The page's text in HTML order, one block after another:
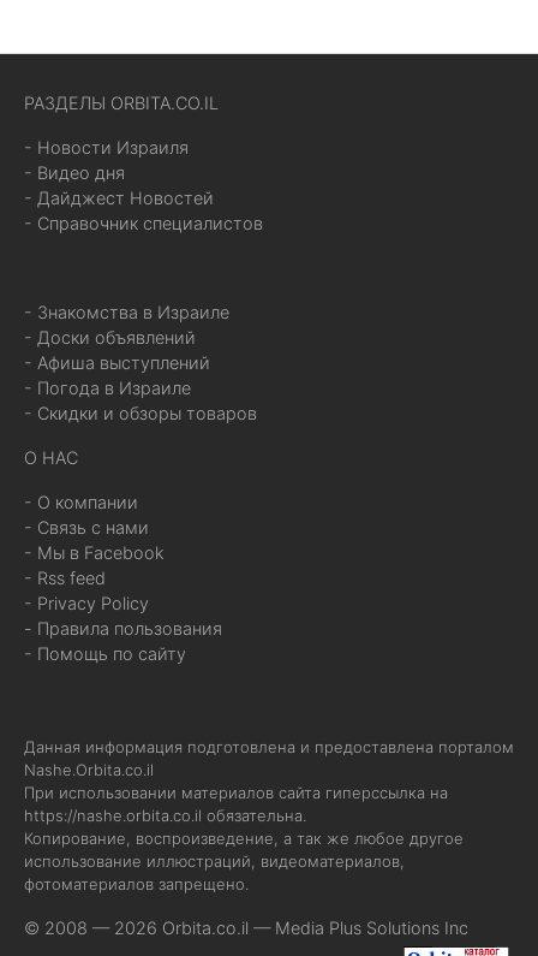
РАЗДЕЛЫ ORBITA.CO.IL
- Новости Израиля
- Видео дня
- Дайджест Новостей
- Справочник специалистов
- Знакомства в Израиле
- Доски объявлений
- Афиша выступлений
- Погода в Израиле
- Скидки и обзоры товаров
О НАС
- О компании
- Связь с нами
- Мы в Facebook
- Rss feed
- Privacy Policy
- Правила пользования
- Помощь по сайту
Данная информация подготовлена и предоставлена порталом
Nashe.Orbita.co.il
При использовании материалов сайта гиперссылка на
https://nashe.orbita.co.il обязательна.
Копирование, воспроизведение, а так же любое другое
использование иллюстраций, видеоматериалов,
фотоматериалов запрещено.
© 2008 — 2026 Orbita.co.il — Media Plus Solutions Inc